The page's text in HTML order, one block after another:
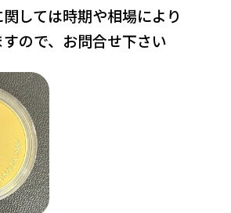
しては時期や相場により
ので、お問合せ下さい